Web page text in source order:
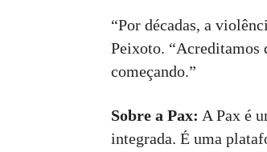
“Por décadas, a
Peixoto. “Acreditamos
começando.”
Sobre a Pax: A Pax é
integrada. É uma